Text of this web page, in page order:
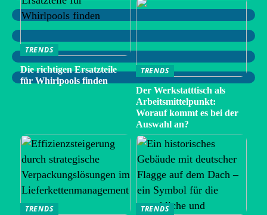
TRENDS
Die richtigen Ersatzteile
für Whirlpools finden
TRENDS
Der Werkstatttisch als
Arbeitsmittelpunkt:
Worauf kommt es bei der
Auswahl an?
TRENDS
TRENDS